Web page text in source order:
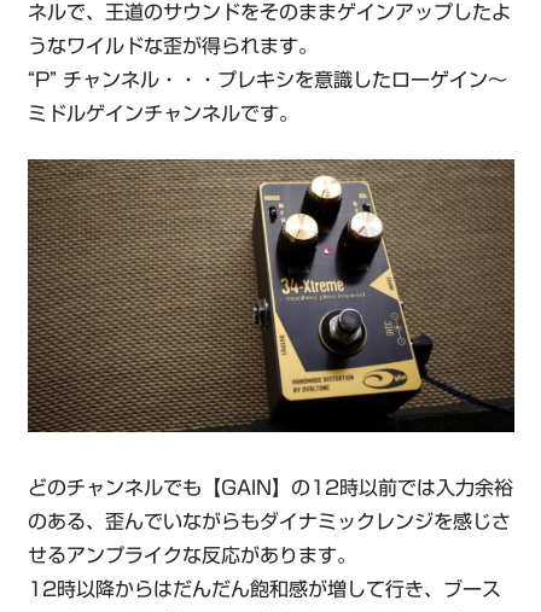
ネルで、王道のサウンドをそのままゲインアップしたよ
うなワイルドな歪が得られます。
“P” チャンネル・・・プレキシを意識したローゲイン～
ミドルゲインチャンネルです。
どのチャンネルでも【GAIN】の12時以前では入力余裕
のある、歪んでいながらもダイナミックレンジを感じさ
せるアンプライクな反応があります。
12時以降からはだんだん飽和感が増して行き、ブース